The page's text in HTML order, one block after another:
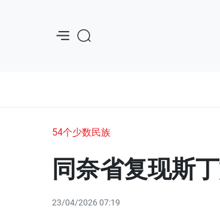
54个少数民族
同奈省复现斯
23/04/2026 07:19